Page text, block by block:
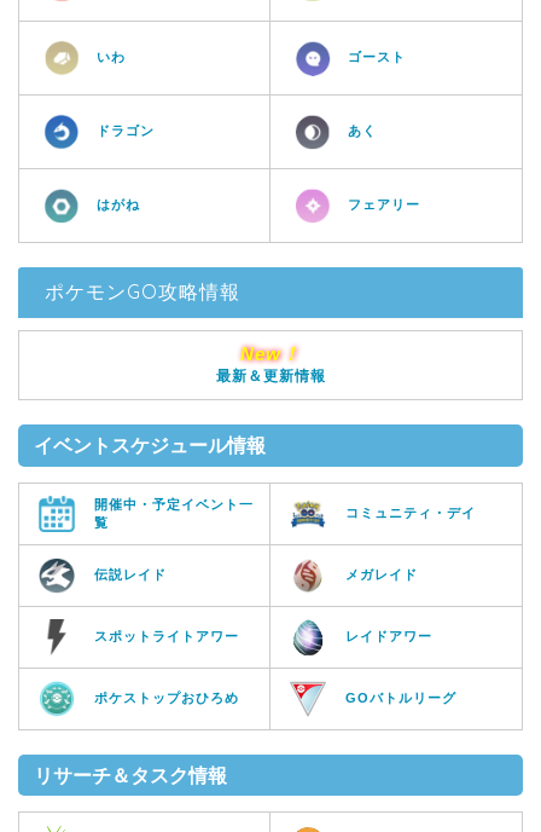
いわ ゴースト
ドラゴン あく
はがね フェアリー
ポケモンGO攻略情報
New！
最新＆更新情報
イベントスケジュール情報
開催中・予定イベント一
覧
コミュニティ・デイ
伝説レイド メガレイド
スポットライトアワー レイドアワー
ポケストップおひろめ GOバトルリーグ
リサーチ＆タスク情報